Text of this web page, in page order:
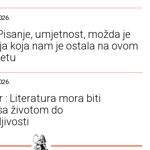
umjetnost, možda je
koja nam je ostala na ovom
: Literatura mora biti
životom do